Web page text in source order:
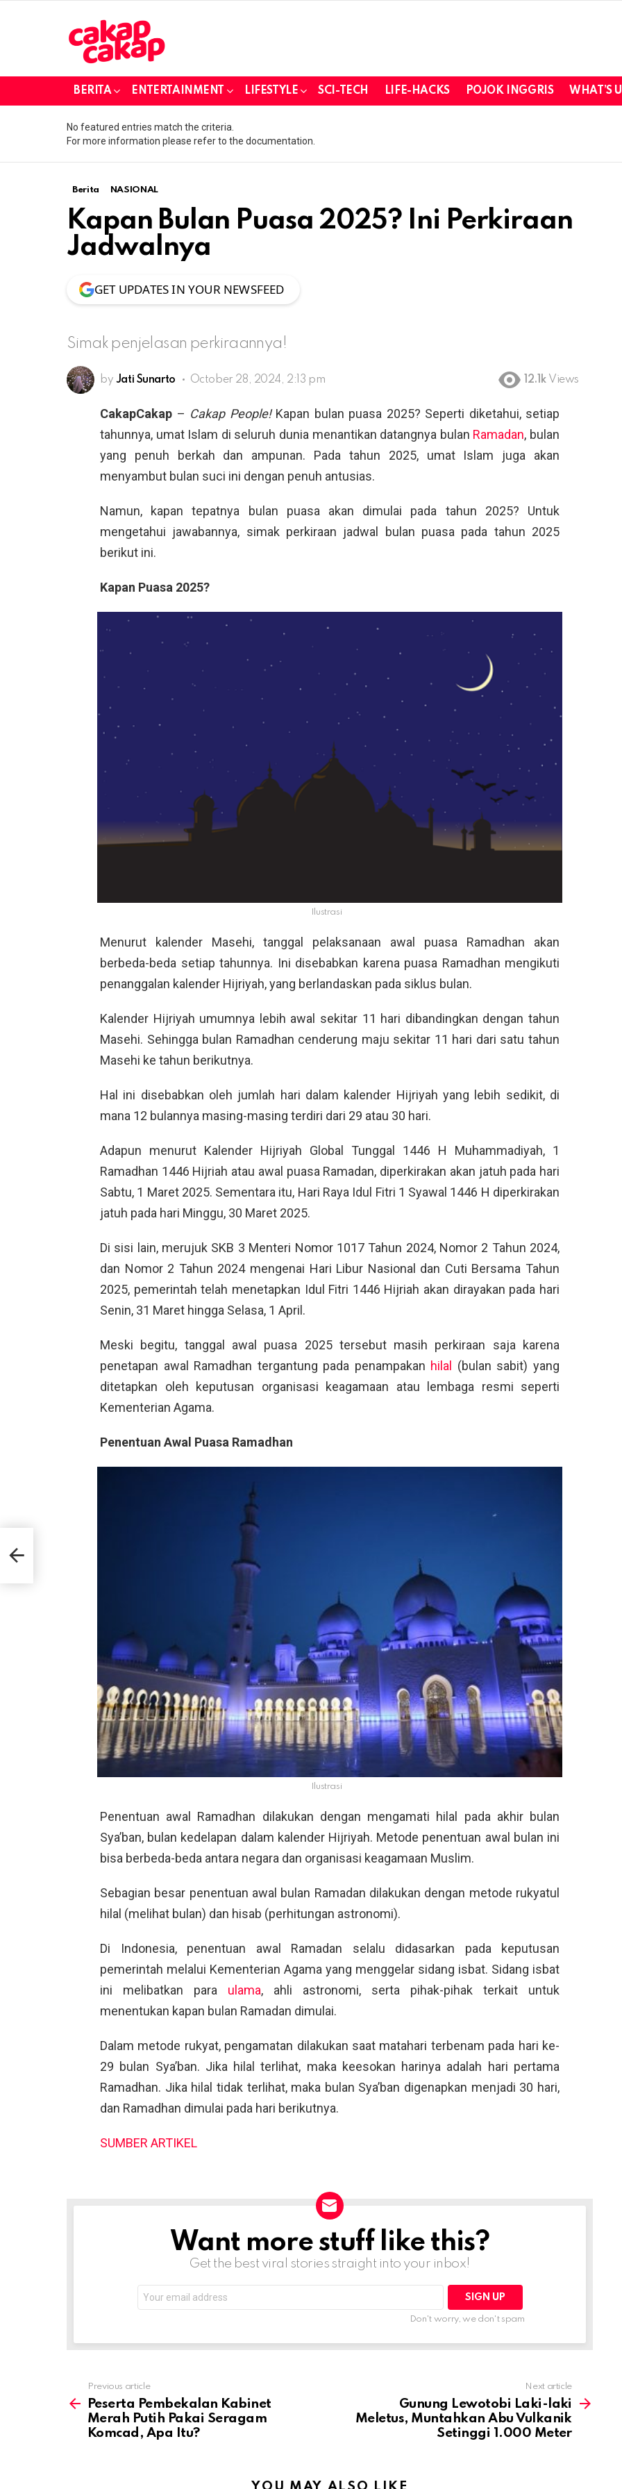
BERITA ENTERTAINMENT LIFESTYLE SCI-TECH LIFE-HACKS POJOK INGGRIS WHAT’S
No featured entries match the criteria.
For more information please refer to the documentation.
Berita NASIONAL
Kapan Bulan Puasa 2025? Ini Perkiraan
Jadwalnya
GET UPDATES IN YOUR NEWSFEED
Simak penjelasan perkiraannya!
by Jati Sunarto October 28, 2024, 2:13 pm 12.1k Views
CakapCakap – Cakap People!Kapan bulan puasa 2025? Seperti diketahui, setiap
tahunnya, umat Islam di seluruh dunia menantikan datangnya bulan Ramadan, bulan
yang penuh berkah dan ampunan. Pada tahun 2025, umat Islam juga akan
menyambut bulan suci ini dengan penuh antusias.
Namun, kapan tepatnya bulan puasa akan dimulai pada tahun 2025? Untuk
mengetahui jawabannya, simak perkiraan jadwal bulan puasa pada tahun 2025
berikut ini.
Kapan Puasa 2025?
Ilustrasi
Menurut kalender Masehi, tanggal pelaksanaan awal puasa Ramadhan akan
berbeda-beda setiap tahunnya. Ini disebabkan karena puasa Ramadhan mengikuti
penanggalan kalender Hijriyah, yang berlandaskan pada siklus bulan.
Kalender Hijriyah umumnya lebih awal sekitar 11 hari dibandingkan dengan tahun
Masehi. Sehingga bulan Ramadhan cenderung maju sekitar 11 hari dari satu tahun
Masehi ke tahun berikutnya.
Hal ini disebabkan oleh jumlah hari dalam kalender Hijriyah yang lebih sedikit, di
mana 12 bulannya masing-masing terdiri dari 29 atau 30 hari.
Adapun menurut Kalender Hijriyah Global Tunggal 1446 H Muhammadiyah, 1
Ramadhan 1446 Hijriah atau awal puasa Ramadan, diperkirakan akan jatuh pada hari
Sabtu, 1 Maret 2025. Sementara itu, Hari Raya Idul Fitri 1 Syawal 1446 H diperkirakan
jatuh pada hari Minggu, 30 Maret 2025.
Di sisi lain, merujuk SKB 3 Menteri Nomor 1017 Tahun 2024, Nomor 2 Tahun 2024,
dan Nomor 2 Tahun 2024 mengenai Hari Libur Nasional dan Cuti Bersama Tahun
2025, pemerintah telah menetapkan Idul Fitri 1446 Hijriah akan dirayakan pada hari
Senin, 31 Maret hingga Selasa, 1 April.
Meski begitu, tanggal awal puasa 2025 tersebut masih perkiraan saja karena
penetapan awal Ramadhan tergantung pada penampakan hilal
(bulan sabit) yang
ditetapkan oleh keputusan organisasi keagamaan atau lembaga resmi seperti
Kementerian Agama.
Penentuan Awal Puasa Ramadhan
Ilustrasi
Penentuan awal Ramadhan dilakukan dengan mengamati hilal pada akhir bulan
Sya’ban, bulan kedelapan dalam kalender Hijriyah. Metode penentuan awal bulan ini
bisa berbeda-beda antara negara dan organisasi keagamaan Muslim.
Sebagian besar penentuan awal bulan Ramadan dilakukan dengan metode rukyatul
hilal (melihat bulan) dan hisab (perhitungan astronomi).
Di Indonesia, penentuan awal Ramadan selalu didasarkan pada keputusan
pemerintah melalui Kementerian Agama yang menggelar sidang isbat. Sidang isbat
ini melibatkan para ulama, ahli astronomi, serta pihak-pihak terkait untuk
menentukan kapan bulan Ramadan dimulai.
Dalam metode rukyat, pengamatan dilakukan saat matahari terbenam pada hari ke-
29 bulan Sya’ban. Jika hilal terlihat, maka keesokan harinya adalah hari pertama
Ramadhan. Jika hilal tidak terlihat, maka bulan Sya’ban digenapkan menjadi 30 hari,
dan Ramadhan dimulai pada hari berikutnya.
SUMBER ARTIKEL
NEWSLETTERWant more stuff like this?
Get the best viral stories straight into your inbox!
address:
Don't worry, we don't spam
more
Previous article
Peserta Pembekalan Kabinet
Merah Putih Pakai Seragam
Komcad, Apa Itu?
Next article
Gunung Lewotobi Laki-laki
Meletus, Muntahkan Abu Vulkanik
Setinggi 1.000 Meter